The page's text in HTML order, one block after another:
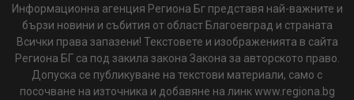
Информационна агенция Региона Бг представя най-важните и
бързи новини и събития от област Благоевград и страната
Всички права запазени! Текстовете и изображенията в сайта
Региона БГ са под закила закона Закона за авторското право.
Допуска се публикуване на текстови материали, само с
посочване на източника и добавяне на линк www.regiona.bg